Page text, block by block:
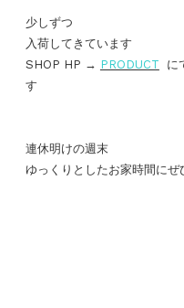
少しずつ
入荷してきています
SHOP HP → PRODUCT に
す
連休明けの週末
ゆっくりとしたお家時間に